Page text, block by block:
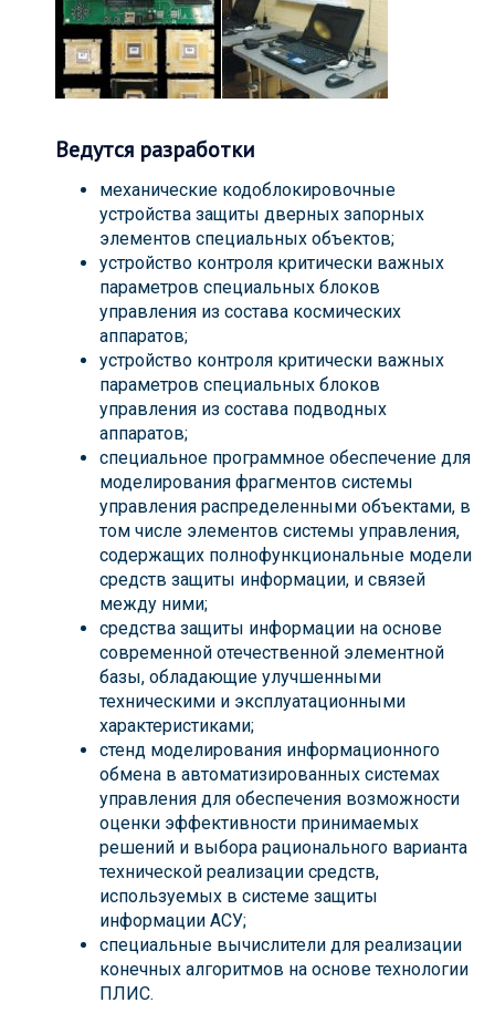
Ведутся разработки
механические кодоблокировочные
устройства защиты дверных запорных
элементов специальных объектов;
устройство контроля критически важных
параметров специальных блоков
управления из состава космических
аппаратов;
устройство контроля критически важных
параметров специальных блоков
управления из состава подводных
аппаратов;
специальное программное обеспечение для
моделирования фрагментов системы
управления распределенными объектами, в
том числе элементов системы управления,
содержащих полнофункциональные модели
средств защиты информации, и связей
между ними;
средства защиты информации на основе
современной отечественной элементной
базы, обладающие улучшенными
техническими и эксплуатационными
характеристиками;
стенд моделирования информационного
обмена в автоматизированных системах
управления для обеспечения возможности
оценки эффективности принимаемых
решений и выбора рационального варианта
технической реализации средств,
используемых в системе защиты
информации АСУ;
специальные вычислители для реализации
конечных алгоритмов на основе технологии
ПЛИС.